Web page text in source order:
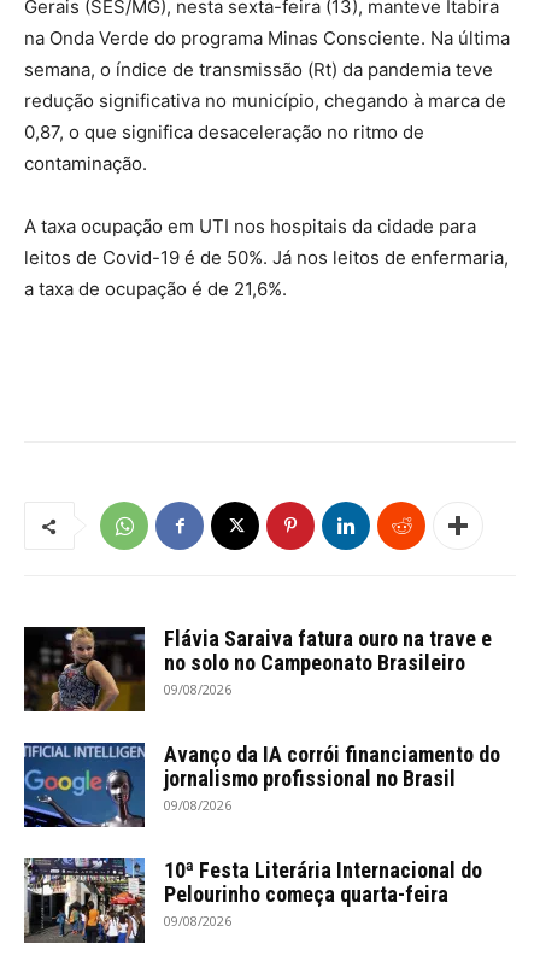
Gerais (SES/MG), nesta sexta-feira (13), manteve Itabira
na Onda Verde do programa Minas Consciente. Na última
semana, o índice de transmissão (Rt) da pandemia teve
redução significativa no município, chegando à marca de
0,87, o que significa desaceleração no ritmo de
contaminação.
A taxa ocupação em UTI nos hospitais da cidade para
leitos de Covid-19 é de 50%. Já nos leitos de enfermaria,
a taxa de ocupação é de 21,6%.
Flávia Saraiva fatura ouro na trave e
no solo no Campeonato Brasileiro
09/08/2026
Avanço da IA corrói financiamento do
jornalismo profissional no Brasil
09/08/2026
10ª Festa Literária Internacional do
Pelourinho começa quarta-feira
09/08/2026